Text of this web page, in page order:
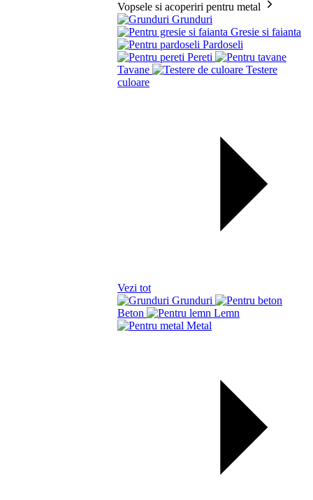
Vopsele si acoperiri pentru metal
Grunduri
Gresie si faianta
Pardoseli
Pereti
Tavane
Testere
culoare
Vezi tot
Grunduri
Beton
Lemn
Metal